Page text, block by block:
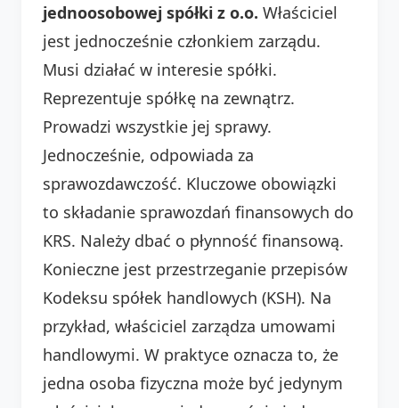
jednoosobowej spółki z o.o. Właściciel
jest jednocześnie członkiem zarządu.
Musi działać w interesie spółki.
Reprezentuje spółkę na zewnątrz.
Prowadzi wszystkie jej sprawy.
Jednocześnie, odpowiada za
sprawozdawczość. Kluczowe obowiązki
to składanie sprawozdań finansowych do
KRS. Należy dbać o płynność finansową.
Konieczne jest przestrzeganie przepisów
Kodeksu spółek handlowych (KSH). Na
przykład, właściciel zarządza umowami
handlowymi. W praktyce oznacza to, że
jedna osoba fizyczna może być jedynym